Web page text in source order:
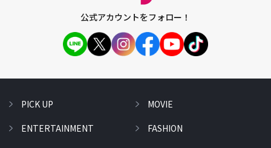
公式アカウントをフォロー！
PICK UP
ENTERTAINMENT
MOVIE
FASHION